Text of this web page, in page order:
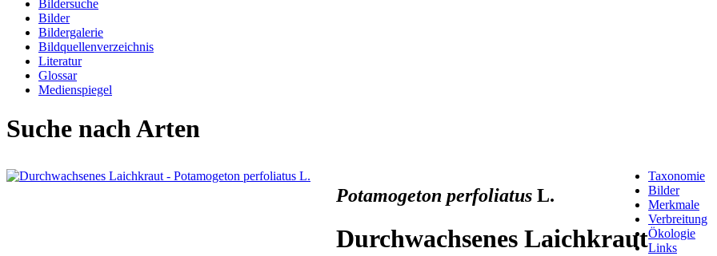
Bildersuche
Bilder
Bildergalerie
Bildquellenverzeichnis
Literatur
Glossar
Medienspiegel
Suche nach Arten
Potamogeton perfoliatus L.
Durchwachsenes Laichkraut
Taxonomie
Bilder
Merkmale
Verbreitung
Ökologie
Links